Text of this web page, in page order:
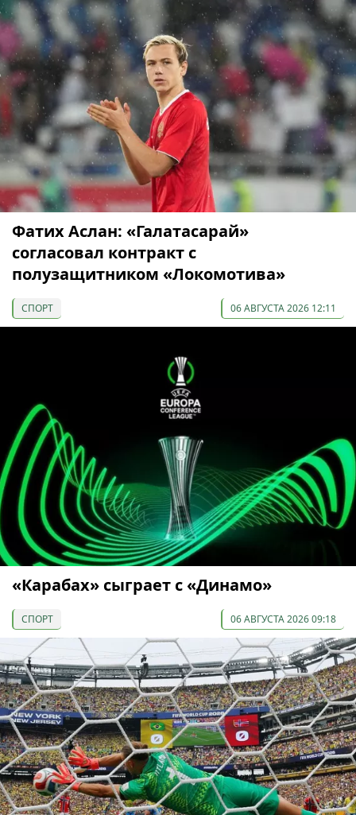
Фатих Аслан: «Галатасарай»
согласовал контракт с
полузащитником «Локомотива»
СПОРТ 06 АВГУСТА 2026 12:11
«Карабах» сыграет с «Динамо»
СПОРТ 06 АВГУСТА 2026 09:18